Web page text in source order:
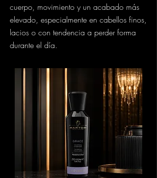
cuerpo, movimiento y un acabado más
elevado, especialmente en cabellos finos,
lacios o con tendencia a perder forma
durante el día.